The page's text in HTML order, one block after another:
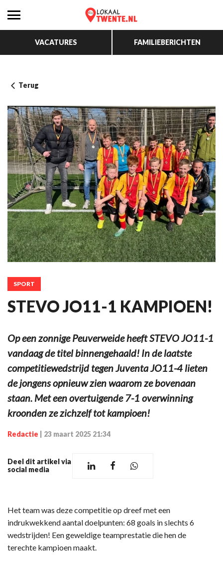
VACATURES FAMILIEBERICHTEN
Terug
SPORT
STEVO JO11-1 KAMPIOEN!
Op een zonnige Peuverweide heeft STEVO JO11-1
vandaag de titel binnengehaald! In de laatste
competitiewedstrijd tegen Juventa JO11-4 lieten
de jongens opnieuw zien waarom ze bovenaan
staan. Met een overtuigende 7-1 overwinning
kroonden ze zichzelf tot kampioen!
Redactie 23 maart 2025 21:34
Deel dit artikel via
social media
Het team was deze competitie op dreef met een
indrukwekkend aantal doelpunten: 68 goals in slechts 6
wedstrijden! Een geweldige teamprestatie die hen de
terechte kampioen maakt.